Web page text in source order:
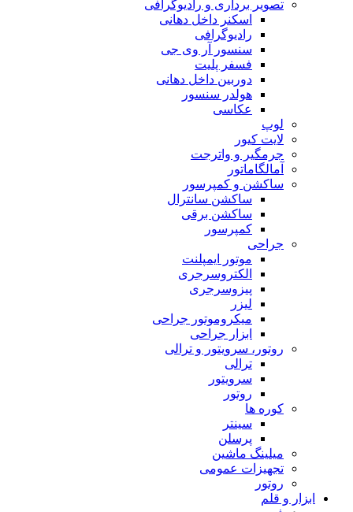
تصویر برداری و رادیوگرافی
اسکنر داخل دهانی
رادیوگرافی
سنسور آر وی جی
فسفر پلیت
دوربین داخل دهانی
هولدر سنسور
عکاسی
لوپ
لایت کیور
جرمگیر و واترجت
آمالگاماتور
ساکشن و کمپرسور
ساکشن سانترال
ساکشن برقی
کمپرسور
جراحی
موتور ایمپلنت
الکتروسرجری
پیزوسرجری
لیزر
میکروموتور جراحی
ابزار جراحی
روتور، سرویتور و ترالی
ترالی
سرویتور
روتور
کوره ها
سینتر
پرسلن
میلینگ ماشین
تجهیزات عمومی
روتور
ابزار و قلم